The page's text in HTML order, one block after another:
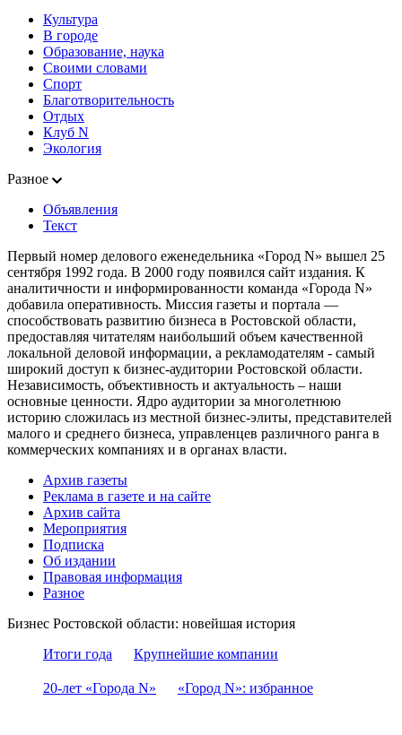
Культура
В городе
Образование, наука
Своими словами
Спорт
Благотворительность
Отдых
Клуб N
Экология
Разное
Объявления
Текст
Первый номер делового еженедельника «Город N» вышел 25
сентября 1992 года. В 2000 году появился сайт издания. К
аналитичности и информированности команда «Города N»
добавила оперативность. Миссия газеты и портала —
способствовать развитию бизнеса в Ростовской области,
предоставляя читателям наибольший объем качественной
локальной деловой информации, а рекламодателям - самый
широкий доступ к бизнес-аудитории Ростовской области.
Независимость, объективность и актуальность – наши
основные ценности. Ядро аудитории за многолетнюю
историю сложилась из местной бизнес-элиты, представителей
малого и среднего бизнеса, управленцев различного ранга в
коммерческих компаниях и в органах власти.
Архив газеты
Реклама в газете и на сайте
Архив сайта
Мероприятия
Подписка
Об издании
Правовая информация
Разное
Бизнес Ростовской области: новейшая история
Итоги года
Крупнейшие компании
20-лет «Города N» «Город N»: избранное